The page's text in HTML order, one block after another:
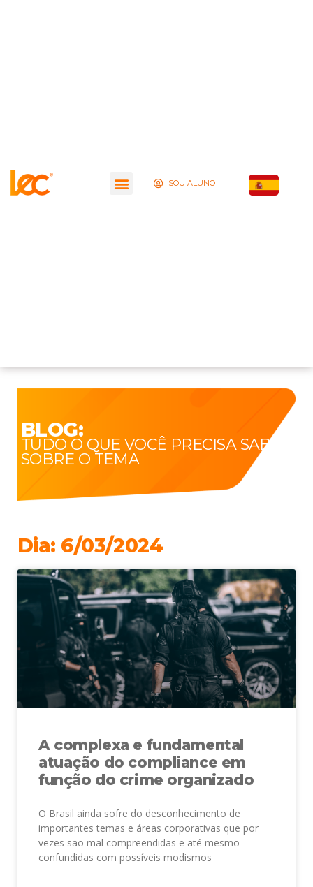
SOU ALUNO
BLOG:
TUDO O QUE VOCÊ PRECISA SABER
SOBRE O TEMA
Dia: 6/03/2024
A complexa e fundamental
atuação do compliance em
função do crime organizado
O Brasil ainda sofre do desconhecimento de
importantes temas e áreas corporativas que por
vezes são mal compreendidas e até mesmo
confundidas com possíveis modismos